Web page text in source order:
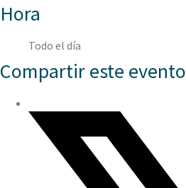
Hora
Todo el día
Compartir este evento